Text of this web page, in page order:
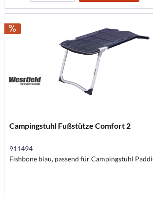
Campingstuhl Fußstütze Comfort 2
911494
Fishbone blau, passend für Campingstuhl